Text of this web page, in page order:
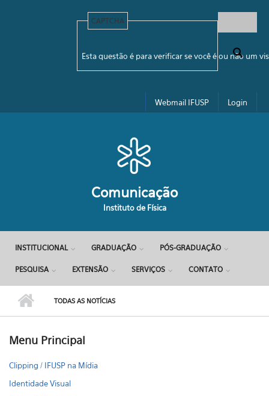
Formulário de busca
CAPTCHA
Esta questão é para verificar se você é ou não um
Webmail IFUSP Login
Comunicação
Instituto de Física
INSTITUCIONAL GRADUAÇÃO PÓS-GRADUAÇÃO
PESQUISA EXTENSÃO SERVIÇOS CONTATO
TODAS AS NOTÍCIAS
Menu Principal
Clipping / IFUSP na Mídia
Identidade Visual